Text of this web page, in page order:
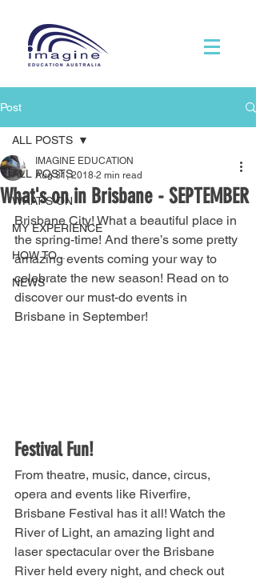
Post
ALL POSTS
WHAT'S ON
MY EXPERIENCE
HOW TO...
NEWS
ALL POSTS
What's on in Brisbane - SEPTEMBER
IMAGINE EDUCATION
Aug 31, 2018 2 min read
Brisbane City! What a beautiful place in
the spring-time! And there’s some pretty
amazing events coming your way to
celebrate the new season! Read on to
discover our must-do events in
Brisbane in September!
Festival Fun!
From theatre, music, dance, circus,
opera and events like Riverfire,
Brisbane Festival has it all! Watch the
River of Light, an amazing light and
laser spectacular over the Brisbane
River held every night, and check out